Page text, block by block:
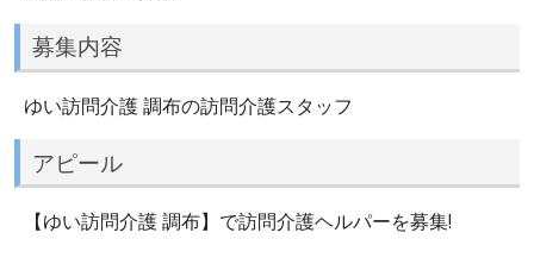
募集内容
ゆい訪問介護 調布の訪問介護スタッフ
アピール
【ゆい訪問介護 調布】で訪問介護ヘルパーを募集!